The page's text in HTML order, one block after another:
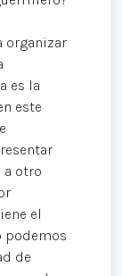
organizar
es la
este
a otro
el
podemos
de